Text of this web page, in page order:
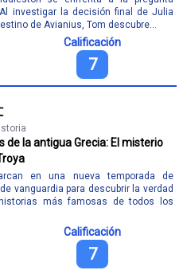
investigar la decisión final de Julia
de Avianius, Tom descubre...
Calificación
7
de la antigua Grecia: El misterio
en una nueva temporada de
vanguardia para descubrir la verdad
más famosas de todos los
Calificación
7